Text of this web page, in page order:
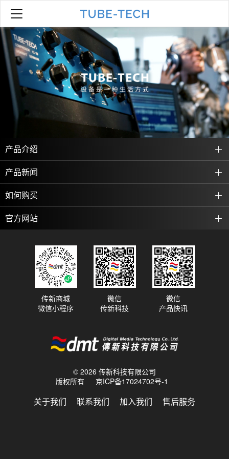
产品介绍
产品新闻
如何购买
官方网站
© 2026 传新科技有限公司
版权所有
京ICP备17024702号-1
关于我们 联系我们 加入我们 售后服务
传新商城
微信小程序
微信
传新科技
微信
产品快讯